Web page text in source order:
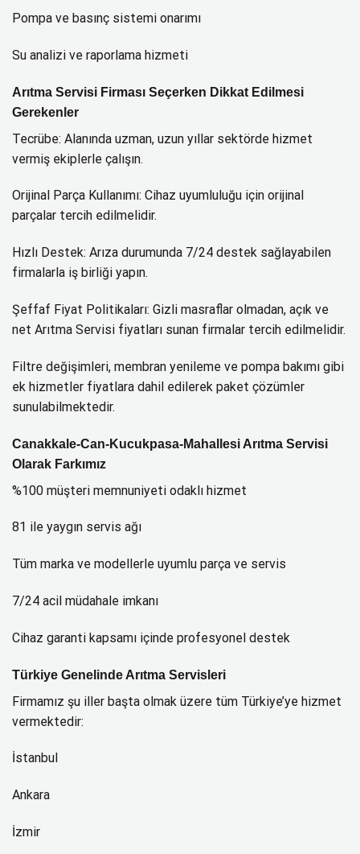
Pompa ve basınç sistemi onarımı
Su analizi ve raporlama hizmeti
Arıtma Servisi Firması Seçerken Dikkat Edilmesi
Gerekenler
Tecrübe: Alanında uzman, uzun yıllar sektörde hizmet
vermiş ekiplerle çalışın.
Orijinal Parça Kullanımı: Cihaz uyumluluğu için orijinal
parçalar tercih edilmelidir.
Hızlı Destek: Arıza durumunda 7/24 destek sağlayabilen
firmalarla iş birliği yapın.
Şeffaf Fiyat Politikaları: Gizli masraflar olmadan, açık ve
net Arıtma Servisi fiyatları sunan firmalar tercih edilmelidir.
Filtre değişimleri, membran yenileme ve pompa bakımı gibi
ek hizmetler fiyatlara dahil edilerek paket çözümler
sunulabilmektedir.
Canakkale-Can-Kucukpasa-Mahallesi Arıtma Servisi
Olarak Farkımız
%100 müşteri memnuniyeti odaklı hizmet
81 ile yaygın servis ağı
Tüm marka ve modellerle uyumlu parça ve servis
7/24 acil müdahale imkanı
Cihaz garanti kapsamı içinde profesyonel destek
Türkiye Genelinde Arıtma Servisleri
Firmamız şu iller başta olmak üzere tüm Türkiye’ye hizmet
vermektedir:
İstanbul
Ankara
İzmir